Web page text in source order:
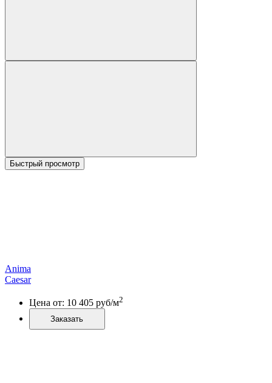
Быстрый просмотр
Anima
Caesar
Цена от: 10 405 руб/м2
Заказать